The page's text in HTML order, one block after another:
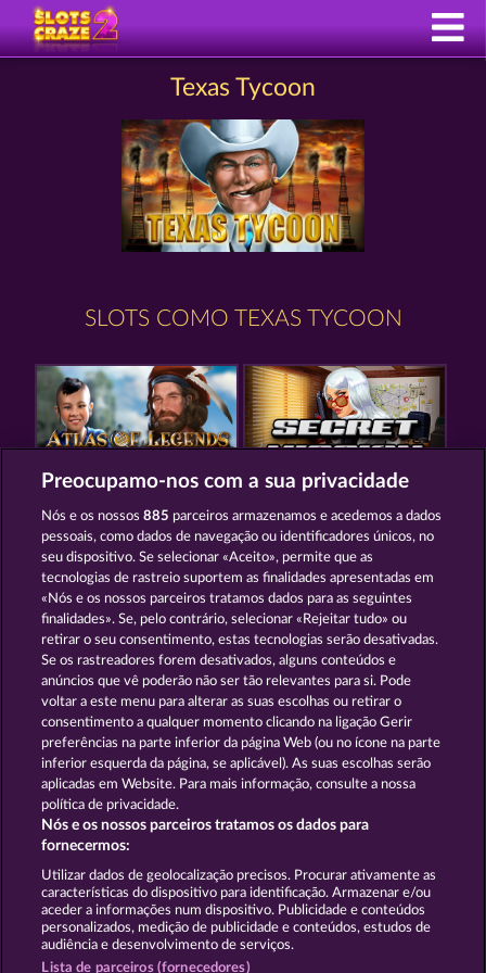
Texas Tycoon
SLOTS COMO TEXAS TYCOON
ATLAS OF LEGENDS SECRET MISSION
SUPER PIGGY COINS WESTERN JACK
Termos e Condições
Declaração de Privacidade Marca
Empresa Perguntas frequentes Facebook
Enviar pedido de rescisão
Preocupamo-nos com a sua privacidade
Nós e os nossos885 parceiros armazenamos e acedemos a dados
pessoais, como dados de navegação ou identificadores únicos, no
seu dispositivo. Se selecionar «Aceito», permite que as
tecnologias de rastreio suportem as finalidades apresentadas em
«Nós e os nossos parceiros tratamos dados para as seguintes
finalidades». Se, pelo contrário, selecionar «Rejeitar tudo» ou
retirar o seu consentimento, estas tecnologias serão desativadas.
Se os rastreadores forem desativados, alguns conteúdos e
anúncios que vê poderão não ser tão relevantes para si. Pode
voltar a este menu para alterar as suas escolhas ou retirar o
consentimento a qualquer momento clicando na ligação Gerir
preferências na parte inferior da página Web (ou no ícone na parte
inferior esquerda da página, se aplicável). As suas escolhas serão
aplicadas em Website. Para mais informação, consulte a nossa
política de privacidade.
Nós e os nossos parceiros tratamos os dados para
fornecermos:
Utilizar dados de geolocalização precisos. Procurar ativamente as
características do dispositivo para identificação. Armazenar e/ou
aceder a informações num dispositivo. Publicidade e conteúdos
personalizados, medição de publicidade e conteúdos, estudos de
audiência e desenvolvimento de serviços.
Lista de parceiros (fornecedores)